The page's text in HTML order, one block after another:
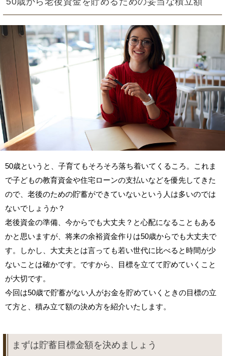
50歳というと、子育てもそろそろ落ち着いてくるころ。これま
で子どもの教育資金や住宅ローンの支払いなどを優先してきた
ので、老後のための貯蓄ができていないという人は多いのでは
ないでしょうか？
老後資金の準備、今からでも大丈夫？と心配になることもある
かと思いますが、将来の余裕資金作りは50歳からでも大丈夫で
す。しかし、大丈夫とは言っても若い世代に比べると時間が少
ないことは確かです。ですから、目標を立てて貯めていくこと
が大切です。
今回は50歳で貯蓄がない人がお金を貯めていくときの目標の立
て方と、積み立て額の決め方を紹介いたします。
まずは貯蓄目標金額を決めましょう